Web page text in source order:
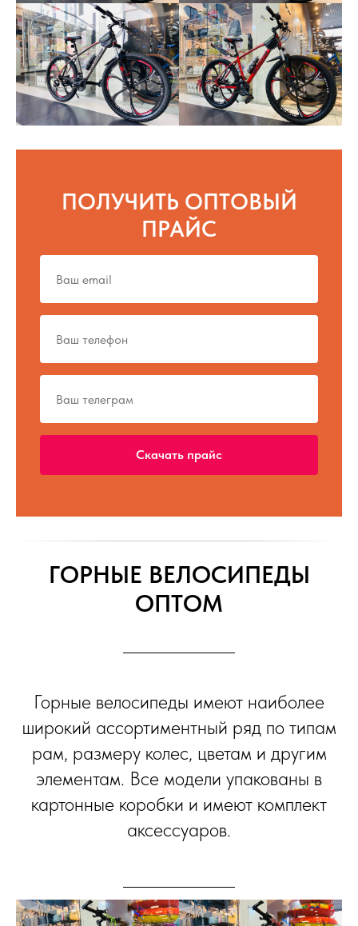
ПОЛУЧИТЬ ОПТОВЫЙ
ПРАЙС
Скачать прайс
ГОРНЫЕ ВЕЛОСИПЕДЫ
ОПТОМ
Горные велосипеды имеют наиболее
широкий ассортиментный ряд по типам
рам, размеру колес, цветам и другим
элементам. Все модели упакованы в
картонные коробки и имеют комплект
аксессуаров.